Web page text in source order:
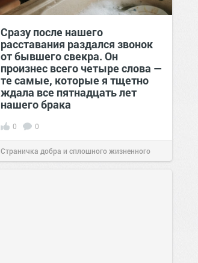
Сразу после нашего
расставания раздался звонок
от бывшего свекра. Он
произнес всего четыре слова —
те самые, которые я тщетно
ждала все пятнадцать лет
нашего брака
0 0
Страничка добра и сплошного жизненного